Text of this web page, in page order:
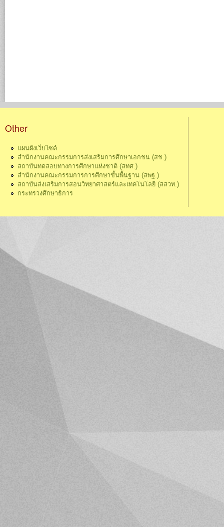
Other
แผนผังเว็บไซต์
สำนักงานคณะกรรมการส่งเสริมการศึกษาเอกชน (สช.)
สถาบันทดสอบทางการศึกษาแห่งชาติ (สทศ.)
สำนักงานคณะกรรมการการศึกษาขั้นพื้นฐาน (สพฐ.)
สถาบันส่งเสริมการสอนวิทยาศาสตร์และเทคโนโลยี (สสวท.)
กระทรวงศึกษาธิการ